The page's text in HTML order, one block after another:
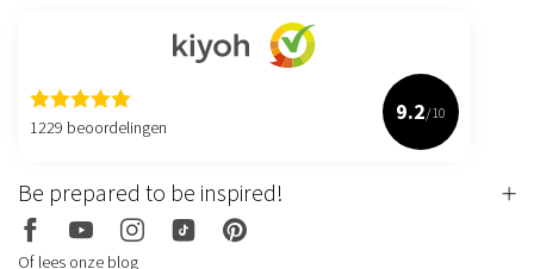
1229 beoordelingen
9.2/10
Be prepared to be inspired!
Of lees onze blog